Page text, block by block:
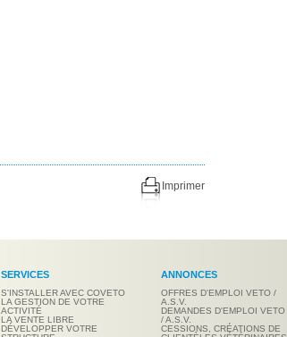
Imprimer
SERVICES
S'INSTALLER AVEC COVETO
LA GESTION DE VOTRE
ACTIVITÉ
LA VENTE LIBRE
DÉVELOPPER VOTRE
ANNONCES
OFFRES D'EMPLOI VETO /
A.S.V.
DEMANDES D'EMPLOI VETO
/ A.S.V.
CESSIONS, CRÉATIONS DE